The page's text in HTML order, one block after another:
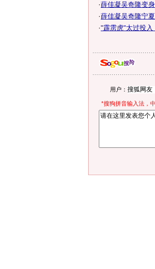
·薛佳凝吴奇隆变
·薛佳凝吴奇隆宁
·"霹雳虎"太过投
用户：
*搜狗拼音输入法，